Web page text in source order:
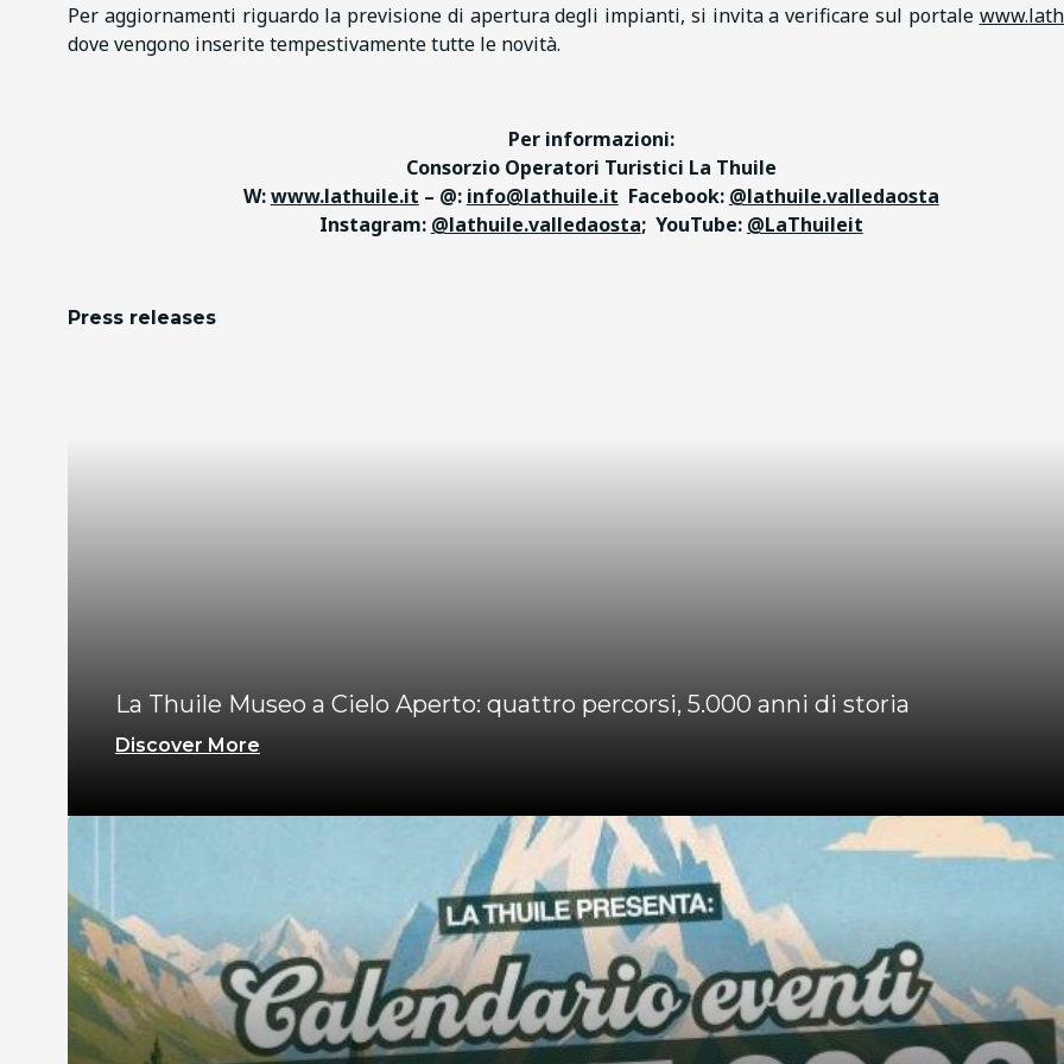
Per aggiornamenti riguardo la previsione di apertura degli impianti, si invita a verificare sul portale
dove vengono inserite tempestivamente tutte le novità.
Per informazioni:
Consorzio Operatori Turistici La Thuile
W:www.lathuile.it – @: info@lathuile.it Facebook: @lathuile.valledaosta
Instagram: @lathuile.valledaosta; YouTube: @LaThuileit
Press releases
La Thuile Museo a Cielo Aperto: quattro percorsi, 5.000 anni di storia
Discover More